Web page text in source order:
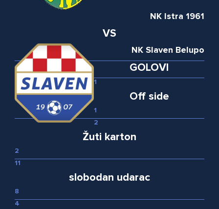
NK Istra 1961
VS
NK Slaven Belupo
GOLOVI
1
Off side
1
2
Žuti karton
2
11
slobodan udarac
8
4